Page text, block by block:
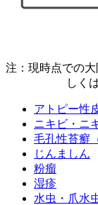
注：現時点での
しく
アトピー性
ニキビ・ニ
毛孔性苔癬
じんましん
粉瘤
湿疹
水虫・爪水